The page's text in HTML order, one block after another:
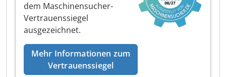
dem Maschinensucher-
Vertrauenssiegel
ausgezeichnet.
Mehr Informationen zum
Vertrauenssiegel